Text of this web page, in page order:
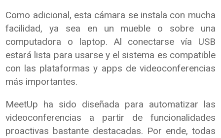
Como adicional, esta cámara se instala con mucha
facilidad, ya sea en un mueble o sobre una
computadora o laptop. Al conectarse vía USB
estará lista para usarse y el sistema es compatible
con las plataformas y apps de videoconferencias
más importantes.
MeetUp ha sido diseñada para automatizar las
videoconferencias a partir de funcionalidades
proactivas bastante destacadas. Por ende, todas